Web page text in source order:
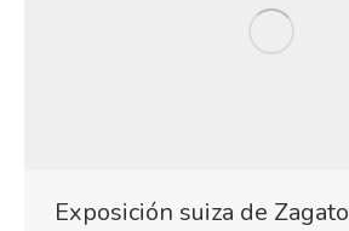
Exposición suiza de Zagato